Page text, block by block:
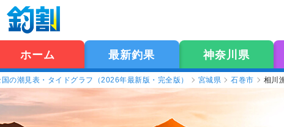
ホーム 最新釣果 神奈川県
国の潮見表・タイドグラフ（2026年最新版・完全版） 宮城県 石巻市 相川